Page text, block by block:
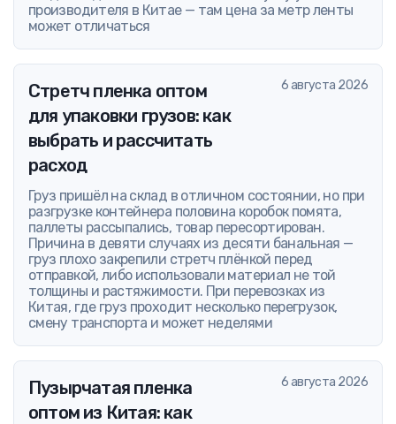
производителя в Китае — там цена за метр ленты
может отличаться
Стретч пленка оптом
для упаковки грузов: как
выбрать и рассчитать
расход
6 августа 2026
Груз пришёл на склад в отличном состоянии, но при
разгрузке контейнера половина коробок помята,
паллеты рассыпались, товар пересортирован.
Причина в девяти случаях из десяти банальная —
груз плохо закрепили стретч плёнкой перед
отправкой, либо использовали материал не той
толщины и растяжимости. При перевозках из
Китая, где груз проходит несколько перегрузок,
смену транспорта и может неделями
Пузырчатая пленка
оптом из Китая: как
6 августа 2026